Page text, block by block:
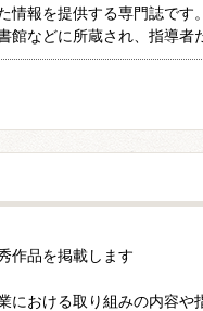
情報を提供する専門誌で
館などに所蔵され、指導
作品を掲載します
における取り組みの内容や